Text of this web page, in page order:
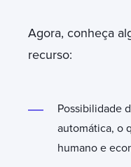
Agora, conheça
recurso:
Possibilidade
automática, o
humano e